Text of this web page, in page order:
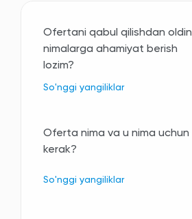
Ofertani qabul qilishdan oldin
nimalarga ahamiyat berish
lozim?
So'nggi yangiliklar
Oferta nima va u nima uchun
kerak?
So'nggi yangiliklar